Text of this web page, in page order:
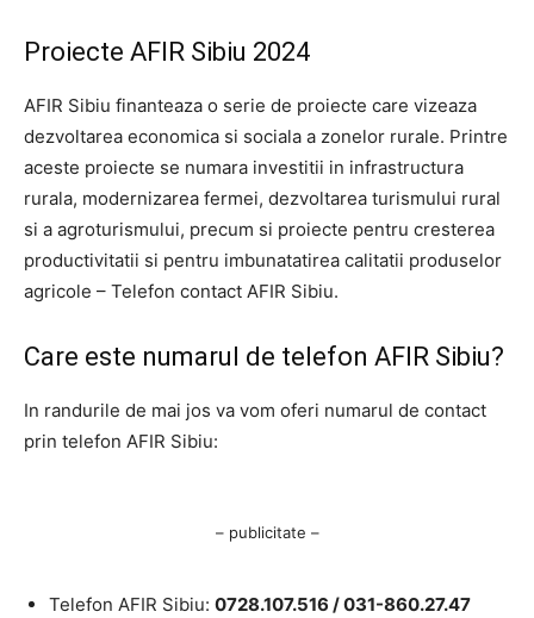
Proiecte AFIR Sibiu 2024
AFIR Sibiu finanteaza o serie de proiecte care vizeaza
dezvoltarea economica si sociala a zonelor rurale. Printre
aceste proiecte se numara investitii in infrastructura
rurala, modernizarea fermei, dezvoltarea turismului rural
si a agroturismului, precum si proiecte pentru cresterea
productivitatii si pentru imbunatatirea calitatii produselor
agricole – Telefon contact AFIR Sibiu.
Care este numarul de telefon AFIR Sibiu?
In randurile de mai jos va vom oferi numarul de contact
prin telefon AFIR Sibiu:
– publicitate –
Telefon AFIR Sibiu: 0728.107.516 /031-860.27.47